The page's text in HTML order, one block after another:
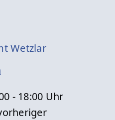
Wetzlar
- 18:00 Uhr